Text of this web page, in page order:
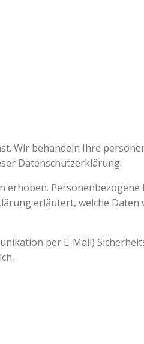
Wir behandeln Ihre
Datenschutzerklärung.
erhoben.
erläutert, welche
per E-Mail)